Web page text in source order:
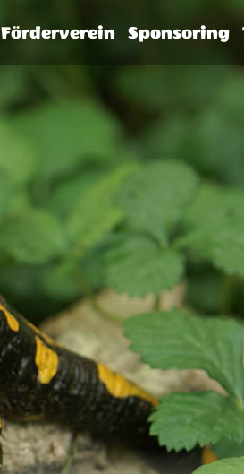
Förderverein Sponsoring